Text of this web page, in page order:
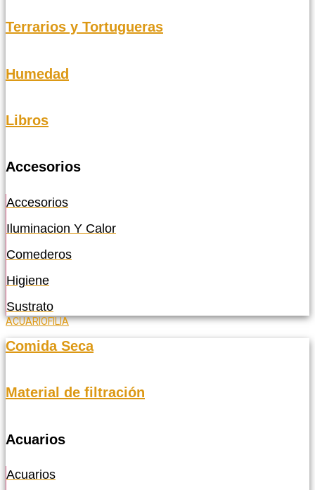
Terrarios y Tortugueras
Humedad
Libros
Accesorios
Accesorios
Iluminacion Y Calor
Comederos
Higiene
Sustrato
ACUARIOFILIA
Comida Seca
Material de filtración
Acuarios
Acuarios